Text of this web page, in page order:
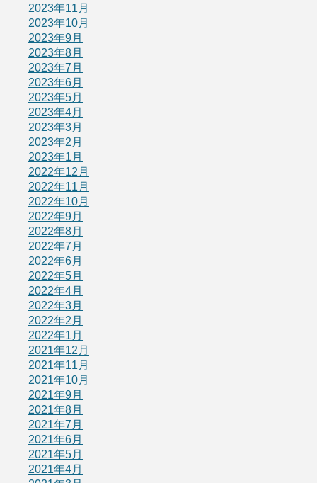
2023年11月
2023年10月
2023年9月
2023年8月
2023年7月
2023年6月
2023年5月
2023年4月
2023年3月
2023年2月
2023年1月
2022年12月
2022年11月
2022年10月
2022年9月
2022年8月
2022年7月
2022年6月
2022年5月
2022年4月
2022年3月
2022年2月
2022年1月
2021年12月
2021年11月
2021年10月
2021年9月
2021年8月
2021年7月
2021年6月
2021年5月
2021年4月